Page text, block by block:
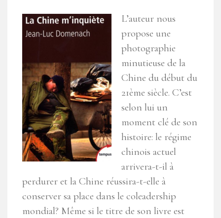
L’auteur nous
propose une
photographie
minutieuse de la
Chine du début du
21ème siècle. C’est
selon lui un
moment clé de son
histoire: le régime
chinois actuel
arrivera-t-il à
perdurer et la Chine réussira-t-elle à
conserver sa place dans le coleadership
mondial? Même si le titre de son livre est